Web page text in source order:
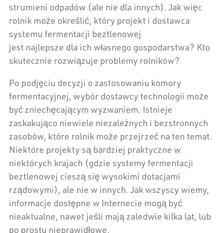
strumieni odpadów (ale nie dla innych). Jak więc
rolnik może określić, który projekt i dostawca
systemu fermentacji beztlenowej
jest najlepsze dla ich własnego gospodarstwa? Kto
skutecznie rozwiązuje problemy rolników?
Po podjęciu decyzji o zastosowaniu komory
fermentacyjnej, wybór dostawcy technologii może
być zniechęcającym wyzwaniem. Istnieje
zaskakująco niewiele niezależnych i bezstronnych
zasobów, które rolnik może przejrzeć na ten temat.
Niektóre projekty są bardziej praktyczne w
niektórych krajach (gdzie systemy fermentacji
beztlenowej cieszą się wysokimi dotacjami
rządowymi), ale nie w innych. Jak wszyscy wiemy,
informacje dostępne w Internecie mogą być
nieaktualne, nawet jeśli mają zaledwie kilka lat, lub
po prostu nieprawidłowe.